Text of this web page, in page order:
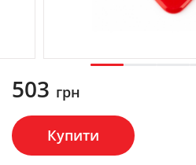
503 грн
Купити